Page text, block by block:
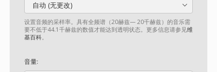
自动 (无更改)
设置音频的采样率。具有全频谱（20赫兹— 20千赫兹）的音乐需
要不低于44.1千赫兹的数值才能达到透明状态。更多信息请参见维
基百科。
音量: